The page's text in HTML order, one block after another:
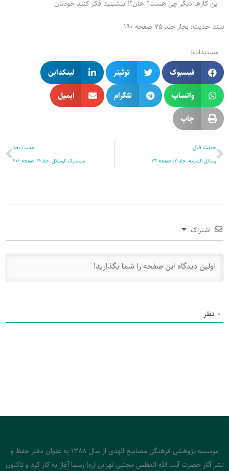
این کارها دیگر چی هست؟ هان؟! بنشینید فکر کنید خودتان
سند حدیث: بحار جلد 75 صفحه 190
مستندات:
فیسبوک توئیتر
لینکداین
واتساپ
تلگرام
ایمیل
چاپ
قبلی
حدیث قبل
وسائل الشیعه، جلد 12 صفحه 23
حدیث بعد
مستدرک الوسائل، جلد12، صفحه 206
اشتراک
0 نظر
موسسه پژوهشی فرهنگی مصابیح الهدی از سال 1388 به عنوان دفتر حفظ و
نشر آثار حضرت آیت الله العظمی مجتبی تهرانی (ره) رسما آغاز به کار کرد و تاکنون